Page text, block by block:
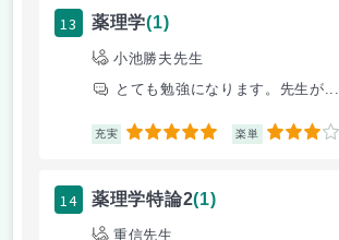
13 薬理学(1)
小池勝夫先生
とても勉強になります。先生が...
充実 5 楽単 3
14 薬理学特論2(1)
重信先生